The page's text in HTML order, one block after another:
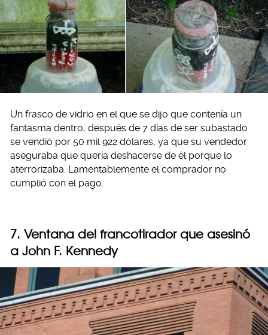
Un frasco de vidrio en el que se dijo que contenía un
fantasma dentro, después de 7 días de ser subastado
se vendió por 50 mil 922 dólares, ya que su vendedor
aseguraba que quería deshacerse de él porque lo
aterrorizaba. Lamentablemente el comprador no
cumplió con el pago.
7. Ventana del francotirador que asesinó
a John F. Kennedy